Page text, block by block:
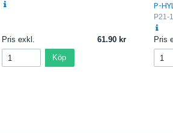
Pris exkl. 61.90
Köp
P-
P21-
Pris